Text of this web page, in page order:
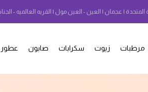
المتحدة | عجمان | العين - العين مول | القريه العالميه -
مرطبات زيوت سكرابات صابون عطور